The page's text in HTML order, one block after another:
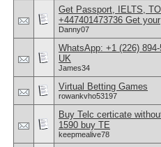
Get Passport, IELTS,
+447401473736 Get your
Danny07
WhatsApp: +1 (226)
UK
James34
Virtual Betting Games
rowankvho53197
Buy Telc certicate
1590 buy TE
keepmealive78